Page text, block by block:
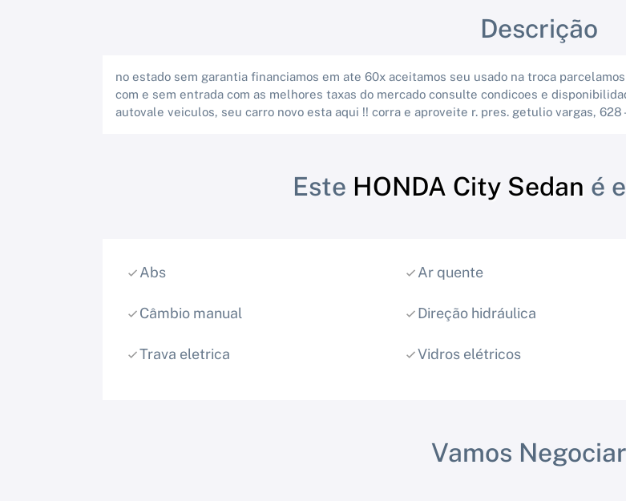
Descrição
no estado sem garantia financiamos em ate 60x aceitamos seu usado na troca
com e sem entrada com as melhores taxas do mercado consulte condicoes e
autovale veiculos, seu carro novo esta aqui !! corra e aproveite r. pres. getulio vargas, 628
Este HONDA City Sedan é
Abs Ar quente
Câmbio manual Direção hidráulica
Trava eletrica Vidros elétricos
Vamos